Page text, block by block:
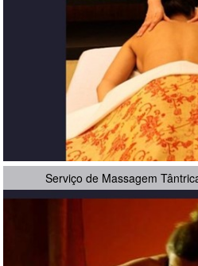
Serviço de Massagem